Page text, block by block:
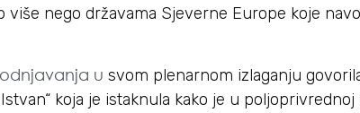
nego državama Sjeverne Europe koje
u svom plenarnom izlaganju
koja je istaknula kako je u